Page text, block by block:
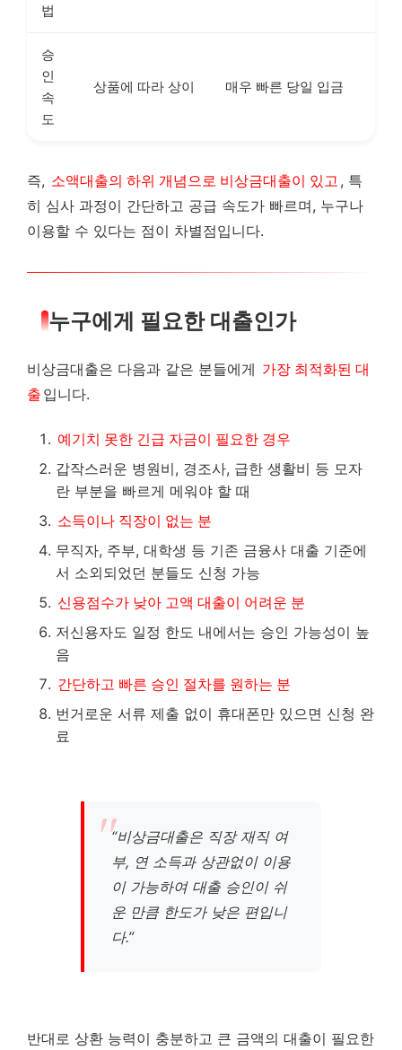
법
승
인
속
도
상품에 따라 상이 매우 빠른 당일 입금
즉, 소액대출의 하위 개념으로 비상금대출이 있고 , 특
히 심사 과정이 간단하고 공급 속도가 빠르며, 누구나
이용할 수 있다는 점이 차별점입니다.
누구에게 필요한 대출인가
비상금대출은 다음과 같은 분들에게 가장 최적화된 대
출 입니다.
예기치 못한 긴급 자금이 필요한 경우
갑작스러운 병원비, 경조사, 급한 생활비 등 모자
란 부분을 빠르게 메워야 할 때
소득이나 직장이 없는 분
무직자, 주부, 대학생 등 기존 금융사 대출 기준에
서 소외되었던 분들도 신청 가능
신용점수가 낮아 고액 대출이 어려운 분
저신용자도 일정 한도 내에서는 승인 가능성이 높
음
간단하고 빠른 승인 절차를 원하는 분
번거로운 서류 제출 없이 휴대폰만 있으면 신청 완
료
“비상금대출은 직장 재직 여
부, 연 소득과 상관없이 이용
이 가능하여 대출 승인이 쉬
운 만큼 한도가 낮은 편입니
다.”
반대로 상환 능력이 충분하고 큰 금액의 대출이 필요한